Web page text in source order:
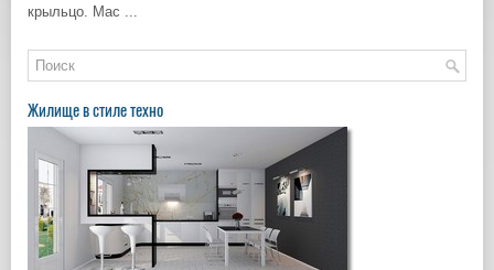
крыльцо. Мас ...
Жилище в стиле техно